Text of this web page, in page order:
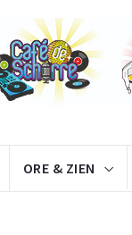
ORE & ZIEN